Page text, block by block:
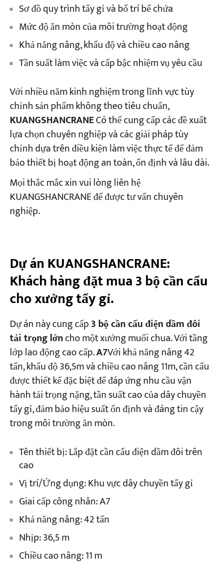
Sơ đồ quy trình tẩy gỉ và bố trí bể chứa
Mức độ ăn mòn của môi trường hoạt động
Khả năng nâng, khẩu độ và chiều cao nâng
Tần suất làm việc và cấp bậc nhiệm vụ yêu cầu
Với nhiều năm kinh nghiệm trong lĩnh vực tùy
chỉnh sản phẩm không theo tiêu chuẩn,
KUANGSHANCRANECó thể cung cấp các đề xuất
lựa chọn chuyên nghiệp và các giải pháp tùy
chỉnh dựa trên điều kiện làm việc thực tế để đảm
bảo thiết bị hoạt động an toàn, ổn định và lâu dài.
Mọi thắc mắc xin vui lòng liên hệ
KUANGSHANCRANE để được tư vấn chuyên
nghiệp.
Dự án KUANGSHANCRANE:
Khách hàng đặt mua 3 bộ cần cẩu
cho xưởng tẩy gỉ.
Dự án này cung cấp3 bộ cần cẩu điện dầm đôi
tải trọng lớncho một xưởng muối chua. Với tầng
lớp lao động cao cấp.A7Với khả năng nâng 42
tấn, khẩu độ 36,5m và chiều cao nâng 11m, cần cẩu
được thiết kế đặc biệt để đáp ứng nhu cầu vận
hành tải trọng nặng, tần suất cao của dây chuyền
tẩy gỉ, đảm bảo hiệu suất ổn định và đáng tin cậy
trong môi trường ăn mòn.
Tên thiết bị: Lắp đặt cần cẩu điện dầm đôi trên
cao
Vị trí/Ứng dụng: Khu vực dây chuyền tẩy gỉ
Giai cấp công nhân: A7
Khả năng nâng: 42 tấn
Nhịp: 36,5 m
Chiều cao nâng: 11 m